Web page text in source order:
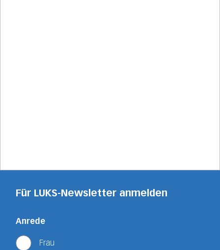
Für LUKS-Newsletter anmelden
Anrede
Frau